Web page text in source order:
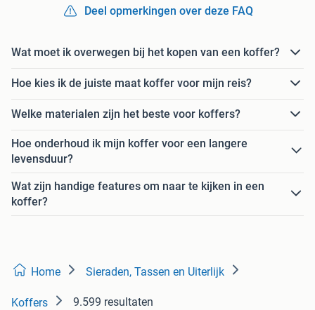
Deel opmerkingen over deze FAQ
Wat moet ik overwegen bij het kopen van een koffer?
Hoe kies ik de juiste maat koffer voor mijn reis?
Welke materialen zijn het beste voor koffers?
Hoe onderhoud ik mijn koffer voor een langere
levensduur?
Wat zijn handige features om naar te kijken in een
koffer?
Home Sieraden, Tassen en Uiterlijk
Koffers 9.599 resultaten